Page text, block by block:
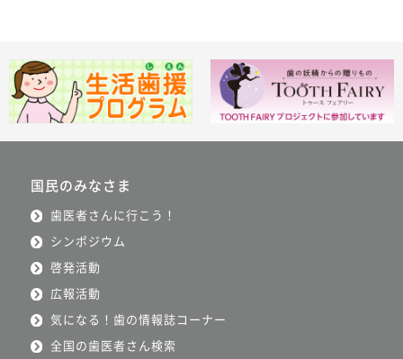
国民のみなさま
歯医者さんに行こう！
シンポジウム
啓発活動
広報活動
気になる！歯の情報誌コーナー
全国の歯医者さん検索